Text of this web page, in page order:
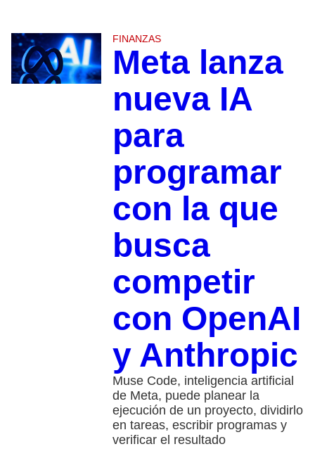
FINANZAS
Meta lanza
nueva IA
para
programar
con la que
busca
competir
con OpenAI
y Anthropic
Muse Code, inteligencia artificial
de Meta, puede planear la
ejecución de un proyecto, dividirlo
en tareas, escribir programas y
verificar el resultado